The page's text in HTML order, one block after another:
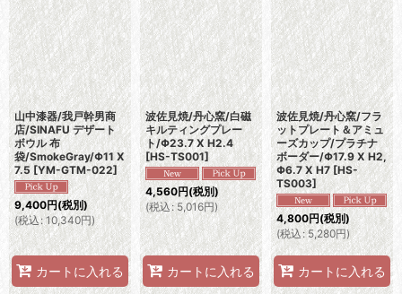
並び順:
絞り込む
山中漆器/我戸幹男商
店/SINAFU デザート
ボウル 布
袋/SmokeGray/Φ11 X
7.5 [YM-GTM-022]
9,400円(税別)
(税込: 10,340円)
カートに入れる
波佐見焼/丹心窯/白磁
キルティングプレー
ト/Φ23.7 X H2.4
[HS-TS001]
4,560円(税別)
(税込: 5,016円)
カートに入れる
波佐見焼/丹心窯/フラ
ットプレート＆アミュ
ーズカップ/プラチナ
ボーダー/Φ17.9 X H2,
Φ6.7 X H7 [HS-
TS003]
4,800円(税別)
(税込 : 5,280円)
カートに入れる